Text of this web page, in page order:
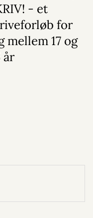
- et
for
mellem 17 og
år